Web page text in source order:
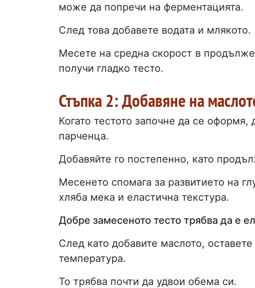
може да попречи на ферментацията.
След това добавете водата и млякото.
Месете на средна скорост в
получи гладко тесто.
Стъпка 2: Добавяне на
Когато тестото започне да се
парченца.
Добавяйте го постепенно, като
Месенето спомага за развитието на
хляба мека и еластична текстура.
Добре замесеното тесто трябва да е
След като добавите маслото,
температура.
То трябва почти да удвои обема си.